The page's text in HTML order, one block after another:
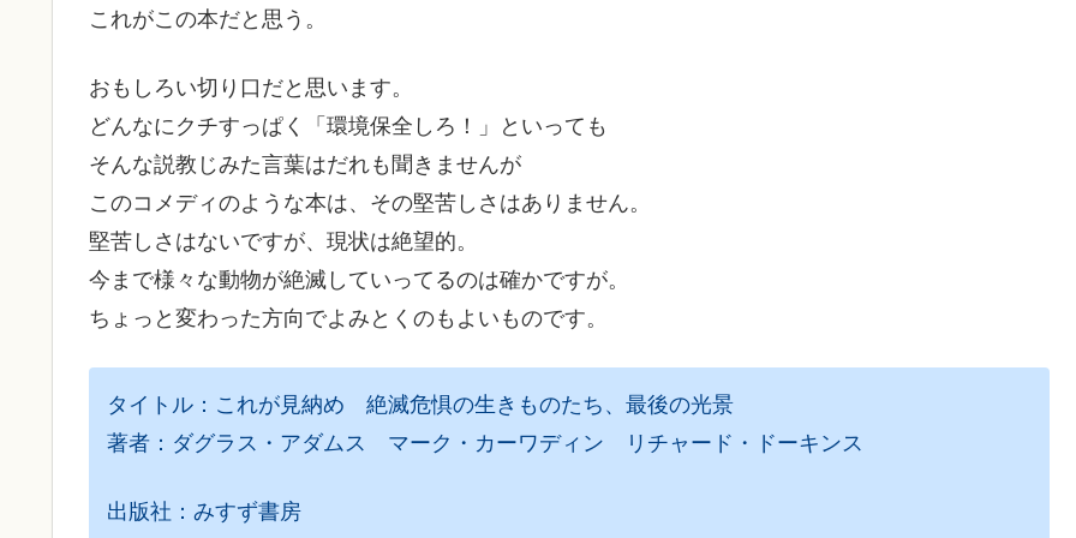
これがこの本だと思う。
おもしろい切り口だと思います。
どんなにクチすっぱく「環境保全しろ！」といっても
そんな説教じみた言葉はだれも聞きませんが
このコメディのような本は、その堅苦しさはありません。
堅苦しさはないですが、現状は絶望的。
今まで様々な動物が絶滅していってるのは確かですが。
ちょっと変わった方向でよみとくのもよいものです。
タイトル：これが見納め 絶滅危惧の生きものたち、最後の光景
著者：ダグラス・アダムス マーク・カーワディン リチャード・ドーキンス
出版社：みすず書房